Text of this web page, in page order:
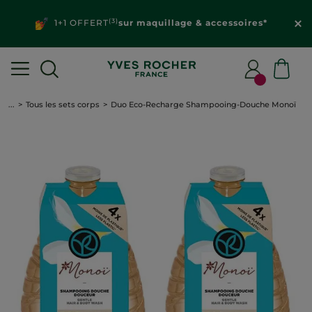
1+1 OFFERT(3)sur maquillage & accessoires*
... Tous les sets corps Duo Eco-Recharge Shampooing-Douche Monoï